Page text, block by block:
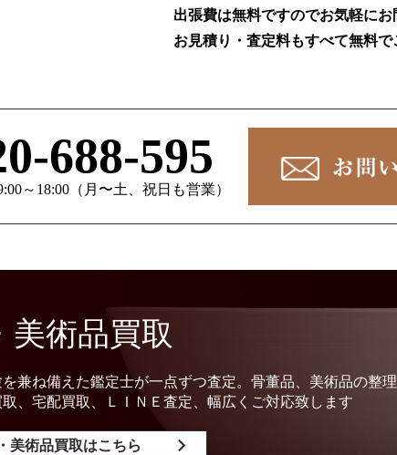
出張費は無料ですのでお気軽にお
お見積り・査定料もすべて無料で
688-595
～18:00（月〜土、祝日も営業）
美術品買取
兼ね備えた鑑定士が一点ずつ査定。骨董品、美術品の整
、宅配買取、ＬＩＮＥ査定、幅広くご対応致します
美術品買取はこちら